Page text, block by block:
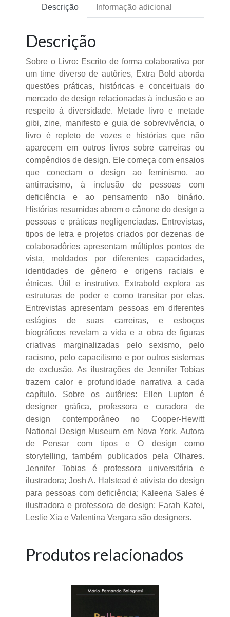
Descrição Informação adicional
Descrição
Sobre o Livro: Escrito de forma colaborativa por
um time diverso de autôries, Extra Bold aborda
questões práticas, históricas e conceituais do
mercado de design relacionadas à inclusão e ao
respeito à diversidade. Metade livro e metade
gibi, zine, manifesto e guia de sobrevivência, o
livro é repleto de vozes e histórias que não
aparecem em outros livros sobre carreiras ou
compêndios de design. Ele começa com ensaios
que conectam o design ao feminismo, ao
antirracismo, à inclusão de pessoas com
deficiência e ao pensamento não binário.
Histórias resumidas abrem o cânone do design a
pessoas e práticas negligenciadas. Entrevistas,
tipos de letra e projetos criados por dezenas de
colaboradôries apresentam múltiplos pontos de
vista, moldados por diferentes capacidades,
identidades de gênero e origens raciais e
étnicas. Útil e instrutivo, Extrabold explora as
estruturas de poder e como transitar por elas.
Entrevistas apresentam pessoas em diferentes
estágios de suas carreiras, e esboços
biográficos revelam a vida e a obra de figuras
criativas marginalizadas pelo sexismo, pelo
racismo, pelo capacitismo e por outros sistemas
de exclusão. As ilustrações de Jennifer Tobias
trazem calor e profundidade narrativa a cada
capítulo. Sobre os autôries: Ellen Lupton é
designer gráfica, professora e curadora de
design contemporâneo no Cooper-Hewitt
National Design Museum em Nova York. Autora
de Pensar com tipos e O design como
storytelling, também publicados pela Olhares.
Jennifer Tobias é professora universitária e
ilustradora; Josh A. Halstead é ativista do design
para pessoas com deficiência; Kaleena Sales é
ilustradora e professora de design; Farah Kafei,
Leslie Xia e Valentina Vergara são designers.
Produtos relacionados